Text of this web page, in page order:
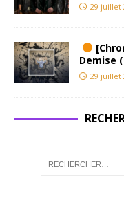
29 juillet
Demise
29 juillet